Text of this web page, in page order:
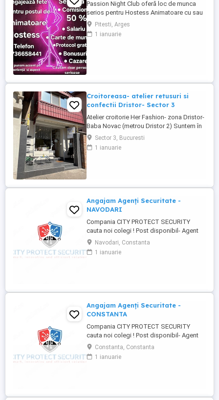
Passion Night Club oferă loc de munca
serios pentru Hostess Animatoare cu sau
fără experiență. Nu punem accent pe
aspecul fizic !! Dacă ai peste 18 ani, ești o
fire deschisă, sociabilă și fără inhibiții te
Pitesti, Arges
1 ianuarie
Croitoreasa- atelier retusuri si
confectii Dristor- Sector 3
Atelier croitorie Her Fashion- zona Dristor-
Baba Novac (metrou Dristor 2) Suntem în
căutarea unei croitorese talentata și
pasionata pentru a se alătura atelierului
nostru. Dacă aveți experiență în croitorie,
Sector 3, Bucuresti
1 ianuarie
Angajam Agenți Securitate -
NAVODARI
Compania CITY PROTECT SECURITY
cauta noi colegi ! Post disponibil- Agent
de securitate: - KAUFLAND MARITIMO -
Bulevardul Aurel Vlaicu 218, 900380
Constanța - KAUFLAND NAVODARI -
Navodari, Constanta
1 ianuarie
Angajam Agenți Securitate -
CONSTANTA
Compania CITY PROTECT SECURITY
cauta noi colegi ! Post disponibil- Agent
de securitate: - KAUFLAND MARITIMO -
Bulevardul Aurel Vlaicu 218, 900380
Constanța - KAUFLAND NAVODARI -
Constanta, Constanta
1 ianuarie